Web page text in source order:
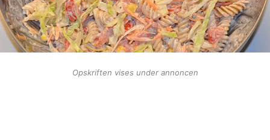
Opskriften vises under annoncen